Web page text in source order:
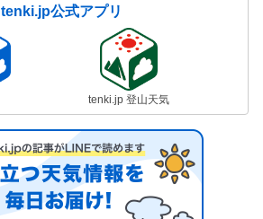
tenki.jp公式アプリ
tenki.jp 登山天気